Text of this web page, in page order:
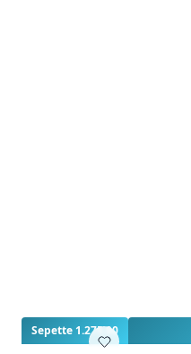
Sepette 1.275,00